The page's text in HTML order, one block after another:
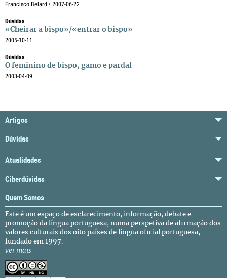
Francisco Belard • 2007-06-22
Dúvidas
«Cheirar a bispo»/«entrar o bispo»
2005-10-11
Dúvidas
O feminino de bispo, gamo e pardal
2003-04-09
Artigos
Dúvidas
Atualidades
Ciberdúvidas
Quem Somos
Este é um espaço de esclarecimento, informação, debate e
promoção da língua portuguesa, numa perspetiva de afirmação dos
valores culturais dos oito países de língua oficial portuguesa,
fundado em 1997.
ver mais